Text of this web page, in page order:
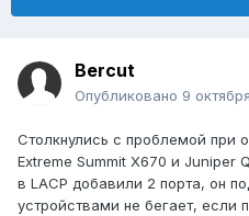
Bercut
Опубликовано 9
Столкнулись с проблемой при
Extreme Summit X670 и Juniper
в LACP добавили 2 порта, он
устройствами не бегает, если